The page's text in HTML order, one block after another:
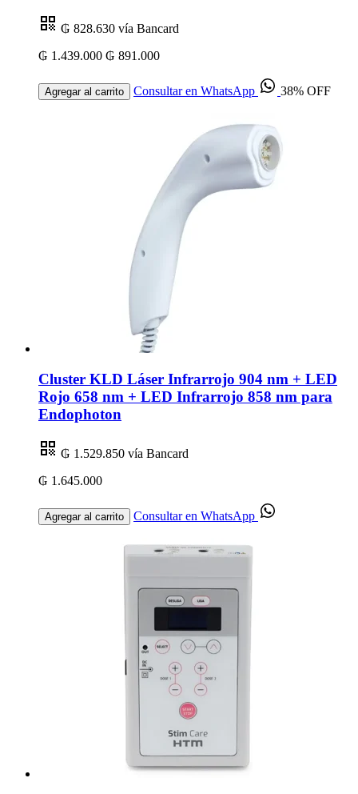
₲ 828.630 vía Bancard
₲ 1.439.000 ₲ 891.000
Agregar al carrito Consultar en WhatsApp 38% OFF
Cluster KLD Láser Infrarrojo 904 nm + LED
Rojo 658 nm + LED Infrarrojo 858 nm para
Endophoton
₲ 1.529.850 vía Bancard
₲ 1.645.000
Agregar al carrito Consultar en WhatsApp